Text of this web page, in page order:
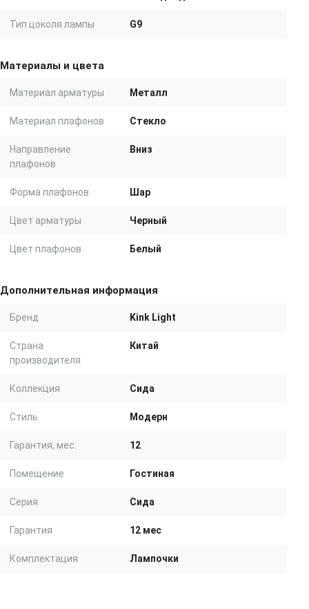
Тип цоколя лампы G9
Материалы и цвета
Материал арматуры Металл
Материал плафонов Стекло
Направление
плафонов
Вниз
Форма плафонов Шар
Цвет арматуры Черный
Цвет плафонов Белый
Дополнительная информация
Бренд Kink Light
Страна
производителя
Китай
Коллекция Сида
Стиль Модерн
Гарантия, мес. 12
Помещение Гостиная
Серия Сида
Гарантия 12 мес
Комплектация Лампочки